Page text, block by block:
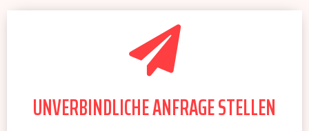
UNVERBINDLICHE ANFRAGE STELLEN